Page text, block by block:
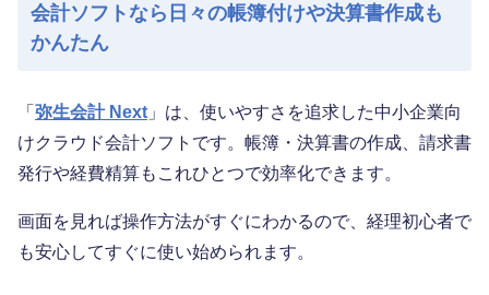
会計ソフトなら日々の帳簿付けや決算書作成も
かんたん
「 弥生会計 Next 」は、使いやすさを追求した中小企業向
けクラウド会計ソフトです。帳簿・決算書の作成、請求書
発行や経費精算もこれひとつで効率化できます。
画面を見れば操作方法がすぐにわかるので、経理初心者で
も安心してすぐに使い始められます。